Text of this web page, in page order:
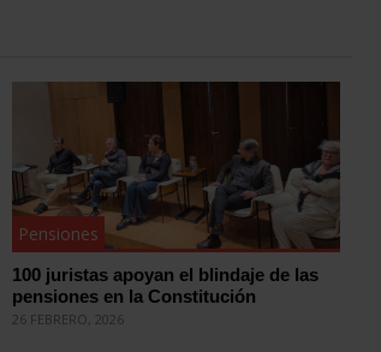
Pensiones
100 juristas apoyan el blindaje de las
pensiones en la Constitución
26 FEBRERO, 2026